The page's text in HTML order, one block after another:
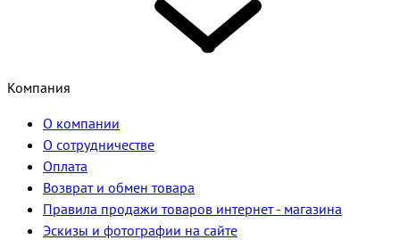
Компания
О компании
О сотрудничестве
Оплата
Возврат и обмен товара
Правила продажи товаров интернет - магазина
Эскизы и фотографии на сайте